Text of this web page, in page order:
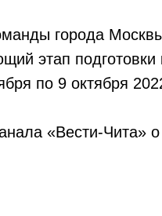
города
этап подготовки
по 9 октября
«Вести-Чита» о